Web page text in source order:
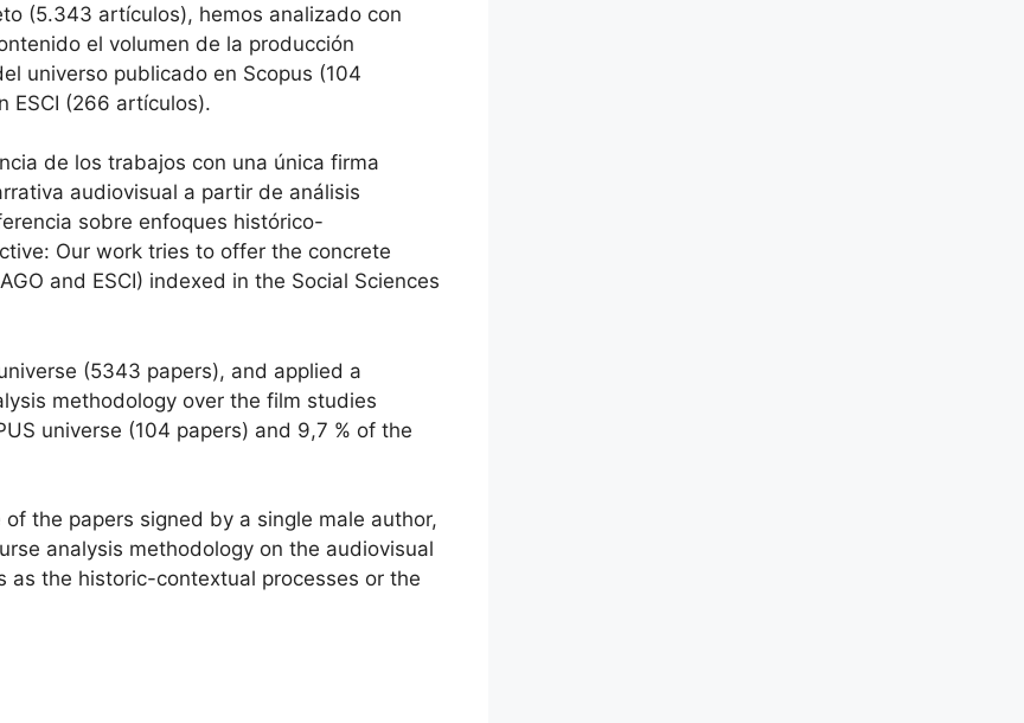
(5.343 artículos), hemos analizado con
el volumen de la producción
universo publicado en Scopus (104
ESCI (266 artículos).
de los trabajos con una única firma
audiovisual a partir de análisis
sobre enfoques histórico-
Our work tries to offer the concrete
and ESCI) indexed in the Social Sciences
(5343 papers), and applied a
methodology over the film studies
universe (104 papers) and 9,7 % of the
the papers signed by a single male author,
analysis methodology on the audiovisual
as the historic-contextual processes or the